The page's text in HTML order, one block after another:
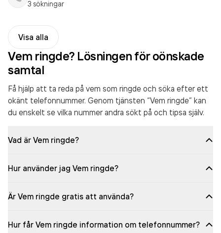
3 sökningar
Visa alla
Vem ringde? Lösningen för oönskade
samtal
Få hjälp att ta reda på vem som ringde och söka efter ett
okänt telefonnummer. Genom tjänsten “Vem ringde” kan
du enskelt se vilka nummer andra sökt på och tipsa själv.
Vad är Vem ringde?
Hur använder jag Vem ringde?
Är Vem ringde gratis att använda?
Hur får Vem ringde information om telefonnummer?